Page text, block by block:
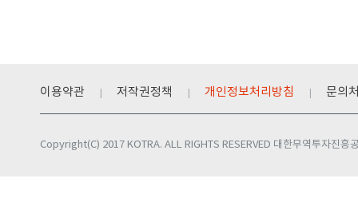
이용약관 저작권정책 개인정보처리방침 문의
Copyright(C) 2017 KOTRA. ALL RIGHTS RESERVED 대한무역투자진흥